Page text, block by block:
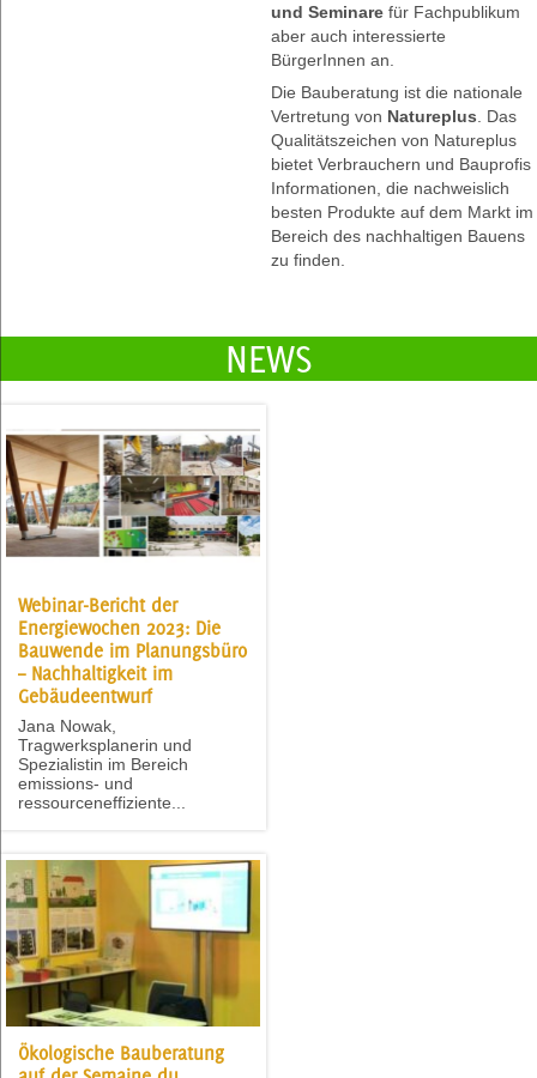
und Seminare für Fachpublikum
aber auch interessierte
BürgerInnen an.
Die Bauberatung ist die nationale
Vertretung von Natureplus. Das
Qualitätszeichen von Natureplus
bietet Verbrauchern und Bauprofis
Informationen, die nachweislich
besten Produkte auf dem Markt im
Bereich des nachhaltigen Bauens
zu finden.
NEWS
Webinar-Bericht der
Energiewochen 2023: Die
Bauwende im Planungsbüro
– Nachhaltigkeit im
Gebäudeentwurf
Jana Nowak,
Tragwerksplanerin und
Spezialistin im Bereich
emissions- und
ressourceneffiziente...
Ökologische Bauberatung